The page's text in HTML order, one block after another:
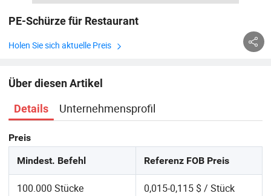
PE-Schürze für Restaurant
Holen Sie sich aktuelle Preis
Über diesen Artikel
Details Unternehmensprofil
Preis
Mindest. Befehl Referenz FOB Preis
100.000 Stücke 0,015-0,115 $ / Stück